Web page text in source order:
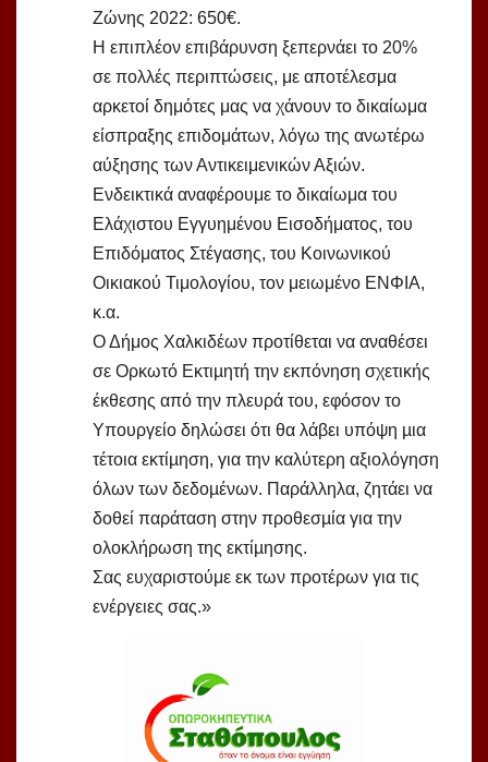
Ζώνης 2022: 650€.
Η επιπλέον επιβάρυνση ξεπερνάει το 20%
σε πολλές περιπτώσεις, με αποτέλεσμα
αρκετοί δημότες μας να χάνουν το δικαίωμα
είσπραξης επιδομάτων, λόγω της ανωτέρω
αύξησης των Αντικειμενικών Αξιών.
Ενδεικτικά αναφέρουμε το δικαίωμα του
Ελάχιστου Εγγυημένου Εισοδήματος, του
Επιδόματος Στέγασης, του Κοινωνικού
Οικιακού Τιμολογίου, τον μειωμένο ΕΝΦΙΑ,
κ.α.
Ο Δήμος Χαλκιδέων προτίθεται να αναθέσει
σε Ορκωτό Εκτιµητή την εκπόνηση σχετικής
έκθεσης από την πλευρά του, εφόσον το
Υπουργείο δηλώσει ότι θα λάβει υπόψη µια
τέτοια εκτίµηση, για την καλύτερη αξιολόγηση
όλων των δεδοµένων. Παράλληλα, ζητάει να
δοθεί παράταση στην προθεσµία για την
ολοκλήρωση της εκτίµησης.
Σας ευχαριστούμε εκ των προτέρων για τις
ενέργειες σας.»